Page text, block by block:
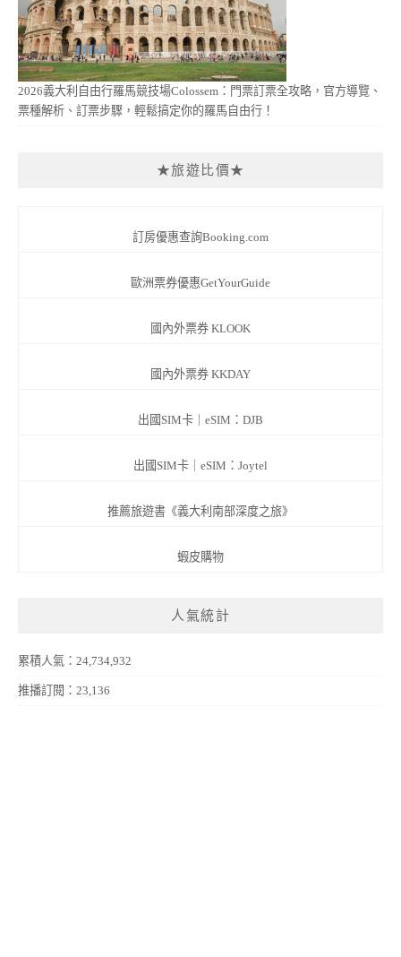
2026義大利自由行羅馬競技場Colossem：門票訂票全攻略，官方導覽、
票種解析、訂票步驟，輕鬆搞定你的羅馬自由行！
★旅遊比價★
訂房優惠查詢Booking.com
歐洲票券優惠GetYourGuide
國內外票券 KLOOK
國內外票券 KKDAY
出國SIM卡｜eSIM：DJB
出國SIM卡｜eSIM：Joytel
推薦旅遊書《義大利南部深度之旅》
蝦皮購物
人氣統計
累積人氣：24,734,932
推播訂閱：23,136